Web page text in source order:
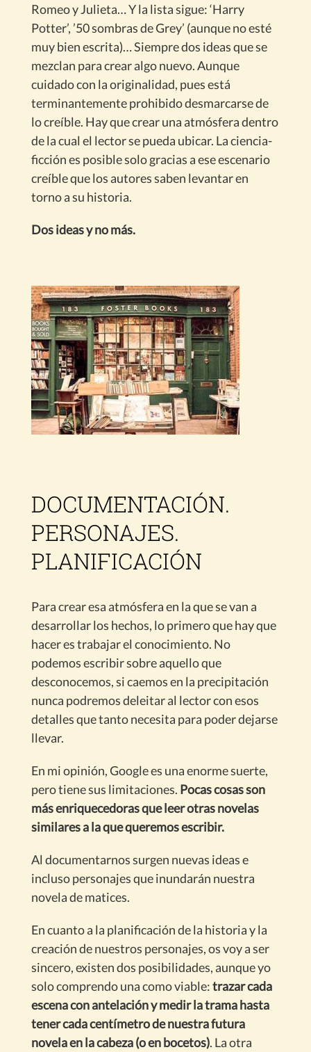
Romeo y Julieta… Y la lista sigue: ‘Harry
Potter’, ’50 sombras de Grey’ (aunque no esté
muy bien escrita)… Siempre dos ideas que se
mezclan para crear algo nuevo. Aunque
cuidado con la originalidad, pues está
terminantemente prohibido desmarcarse de
lo creíble. Hay que crear una atmósfera dentro
de la cual el lector se pueda ubicar. La ciencia-
ficción es posible solo gracias a ese escenario
creíble que los autores saben levantar en
torno a su historia.
Dos ideas y no más.
DOCUMENTACIÓN.
PERSONAJES.
PLANIFICACIÓN
Para crear esa atmósfera en la que se van a
desarrollar los hechos, lo primero que hay que
hacer es trabajar el conocimiento. No
podemos escribir sobre aquello que
desconocemos, si caemos en la precipitación
nunca podremos deleitar al lector con esos
detalles que tanto necesita para poder dejarse
llevar.
En mi opinión, Google es una enorme suerte,
pero tiene sus limitaciones. Pocas cosas son
más enriquecedoras que leer otras novelas
similares a la que queremos escribir.
Al documentarnos surgen nuevas ideas e
incluso personajes que inundarán nuestra
novela de matices.
En cuanto a la planificación de la historia y la
creación de nuestros personajes, os voy a ser
sincero, existen dos posibilidades, aunque yo
solo comprendo una como viable:trazar cada
escena con antelación y medir la trama hasta
tener cada centímetro de nuestra futura
novela en la cabeza (o en bocetos). La otra